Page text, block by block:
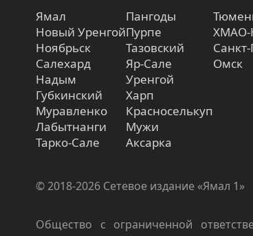
Ямал
Новый Уренгой
Ноябрьск
Салехард
Надым
Губкинский
Муравленко
Лабытнанги
Тарко-Сале
Пангоды
Пурпе
Тазовский
Яр-Сале
Уренгой
Харп
Красноселькуп
Мужи
Аксарка
ХМАО-
Омск
© 2018-2026 Сетевое издание «Ямал 1»
Общество с ограниченной